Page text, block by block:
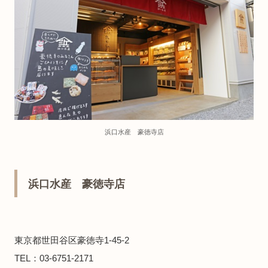
浜口水産 豪徳寺店
浜口水産 豪徳寺店
東京都世田谷区豪徳寺1-45-2
TEL：03-6751-2171